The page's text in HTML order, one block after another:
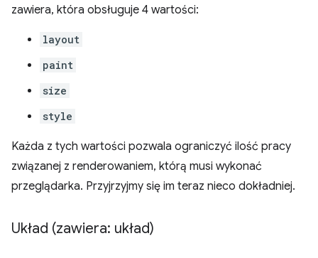
zawiera, która obsługuje 4 wartości:
layout
paint
size
style
Każda z tych wartości pozwala ograniczyć ilość pracy
związanej z renderowaniem, którą musi wykonać
przeglądarka. Przyjrzyjmy się im teraz nieco dokładniej.
Układ (zawiera: układ)